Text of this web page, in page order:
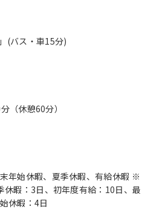
」(バス・車15分)
（休憩60分）
年始休暇、夏季休暇、有給休暇 ※
休暇：3日、初年度有給：10日、最
休暇：4日